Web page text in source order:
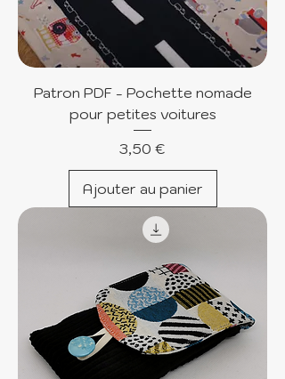
Patron PDF - Pochette nomade
pour petites voitures
Prix
3,50 €
Ajouter au panier